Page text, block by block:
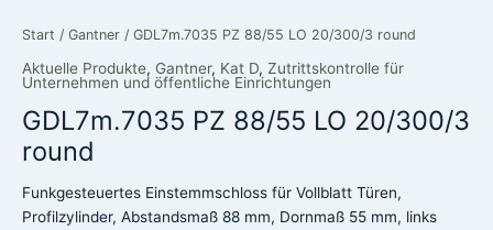
Start / Gantner / GDL7m.7035 PZ 88/55 LO 20/300/3 round
Aktuelle Produkte, Gantner, Kat D, Zutrittskontrolle für
Unternehmen und öffentliche Einrichtungen
GDL7m.7035 PZ 88/55 LO 20/300/3
round
Funkgesteuertes Einstemmschloss für Vollblatt Türen,
Profilzylinder, Abstandsmaß 88 mm, Dornmaß 55 mm, links